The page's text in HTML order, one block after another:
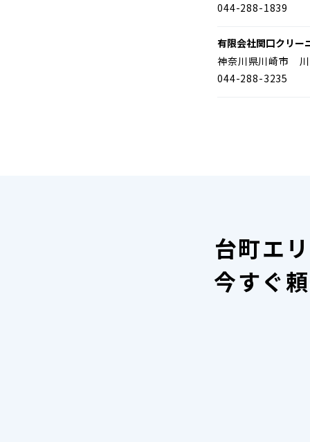
044-288-1839
有限会社関口クリー
神奈川県川崎市 川
044-288-3235
台町エ
今すぐ